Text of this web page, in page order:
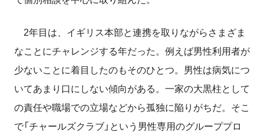
2年目は、イギリス本部と連携を取りながらさまざま
なことにチャレンジする年だった。例えば男性利用者が
少ないことに着目したのもそのひとつ。男性は病気につ
いてあまり口にしない傾向がある。一家の大黒柱として
の責任や職場での立場などから孤独に陥りがちだ。そこ
で「チャールズクラブ」という男性専用のグループプロ